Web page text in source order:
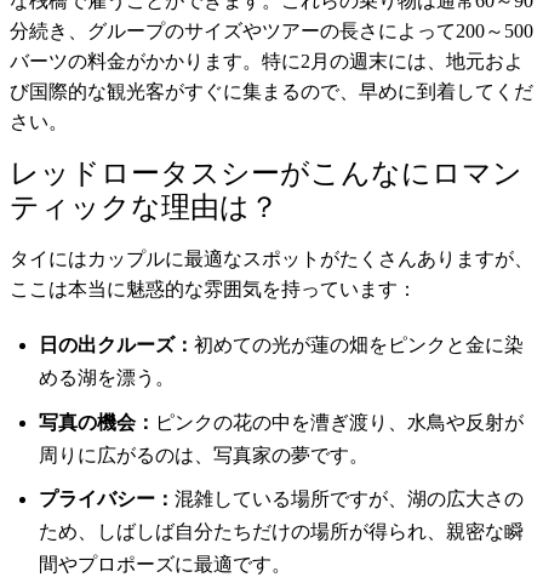
分続き、グループのサイズやツアーの長さによって200～500
バーツの料金がかかります。特に2月の週末には、地元およ
び国際的な観光客がすぐに集まるので、早めに到着してくだ
さい。
レッドロータスシーがこんなにロマン
ティックな理由は？
タイにはカップルに最適なスポットがたくさんありますが、
ここは本当に魅惑的な雰囲気を持っています：
日の出クルーズ： 初めての光が蓮の畑をピンクと金に染
める湖を漂う。
写真の機会： ピンクの花の中を漕ぎ渡り、水鳥や反射が
周りに広がるのは、写真家の夢です。
プライバシー： 混雑している場所ですが、湖の広大さの
ため、しばしば自分たちだけの場所が得られ、親密な瞬
間やプロポーズに最適です。